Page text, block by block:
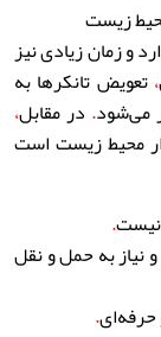
زیست
و زمان زیادی نیز
،تعویض تانکرها به
می‌شود. در مقابل،
محیط زیست است
نیست.
نیاز به حمل و نقل
.